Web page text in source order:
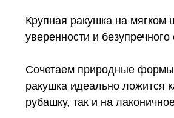
Крупная ракушка на
уверенности и безупречного
Сочетаем природные
ракушка идеально ложится
рубашку, так и на